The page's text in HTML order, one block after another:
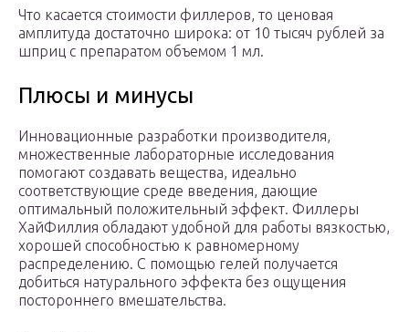
Что касается стоимости филлеров, то ценовая
амплитуда достаточно широка: от 10 тысяч рублей за
шприц с препаратом объемом 1 мл.
Плюсы и минусы
Инновационные разработки производителя,
множественные лабораторные исследования
помогают создавать вещества, идеально
соответствующие среде введения, дающие
оптимальный положительный эффект. Филлеры
ХайФиллия обладают удобной для работы вязкостью,
хорошей способностью к равномерному
распределению. С помощью гелей получается
добиться натурального эффекта без ощущения
постороннего вмешательства.